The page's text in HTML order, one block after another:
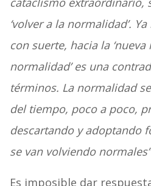
‘volver a la normalidad’.
con suerte, hacia la ‘nueva
normalidad’ es una
términos. La normalidad
del tiempo, poco a poco,
descartando y adoptando
se van volviendo
Es imposible dar